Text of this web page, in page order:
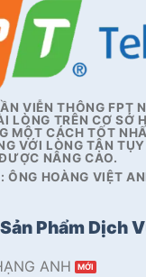
VIỄN THÔNG FPT
LÒNG TRÊN CƠ SỞ
MỘT CÁCH TỐT
VỚI LÒNG TẬN
NÂNG CAO.
ÔNG HOÀNG VIỆT
Sản Phẩm Dịch
ANH